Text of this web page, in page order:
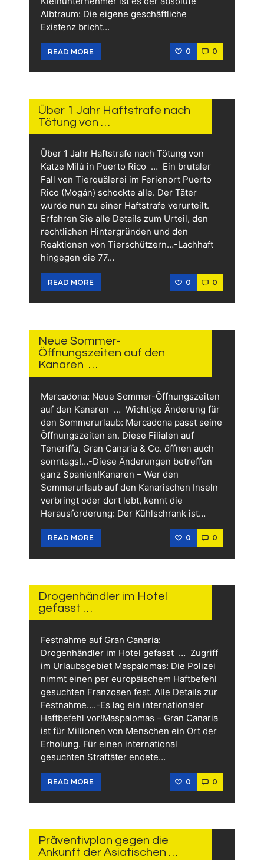
Albtraum: Die eigene geschäftliche
Existenz bricht…
READ MORE 0 0
2026
Über 1 Jahr Haftstrafe nach
Tötung von …
Über 1 Jahr Haftstrafe nach Tötung von
Katze Milú in Puerto Rico … Ein brutaler
Fall von Tierquälerei im Ferienort Puerto
Rico (Mogán) schockte alle. Der Täter
wurde nun zu einer Haftstrafe verurteilt.
Erfahren Sie alle Details zum Urteil, den
rechtlichen Hintergründen und den
Reaktionen von Tierschützern…-Lachhaft
hingegen die 77…
READ MORE 0 0
Neue Sommer-
Öffnungszeiten auf den
Kanaren …
Mercadona: Neue Sommer-Öffnungszeiten
auf den Kanaren … Wichtige Änderung für
den Sommerurlaub: Mercadona passt seine
Öffnungszeiten an. Diese Filialen auf
Teneriffa, Gran Canaria & Co. öffnen auch
sonntags!…-Diese Änderungen betreffen
ganz Spanien!Kanaren – Wer den
Sommerurlaub auf den Kanarischen Inseln
verbringt oder dort lebt, kennt die
Herausforderung: Der Kühlschrank ist…
READ MORE 0 0
2026
Drogenhändler im Hotel
gefasst …
Festnahme auf Gran Canaria:
Drogenhändler im Hotel gefasst … Zugriff
im Urlaubsgebiet Maspalomas: Die Polizei
nimmt einen per europäischem Haftbefehl
gesuchten Franzosen fest. Alle Details zur
Festnahme….-Es lag ein internationaler
Haftbefehl vor!Maspalomas – Gran Canaria
ist für Millionen von Menschen ein Ort der
Erholung. Für einen international
gesuchten Straftäter endete…
READ MORE 0 0
Präventivplan gegen die
Ankunft der Asiatischen …